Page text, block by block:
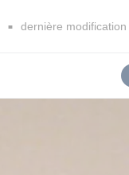
■ dernière modification